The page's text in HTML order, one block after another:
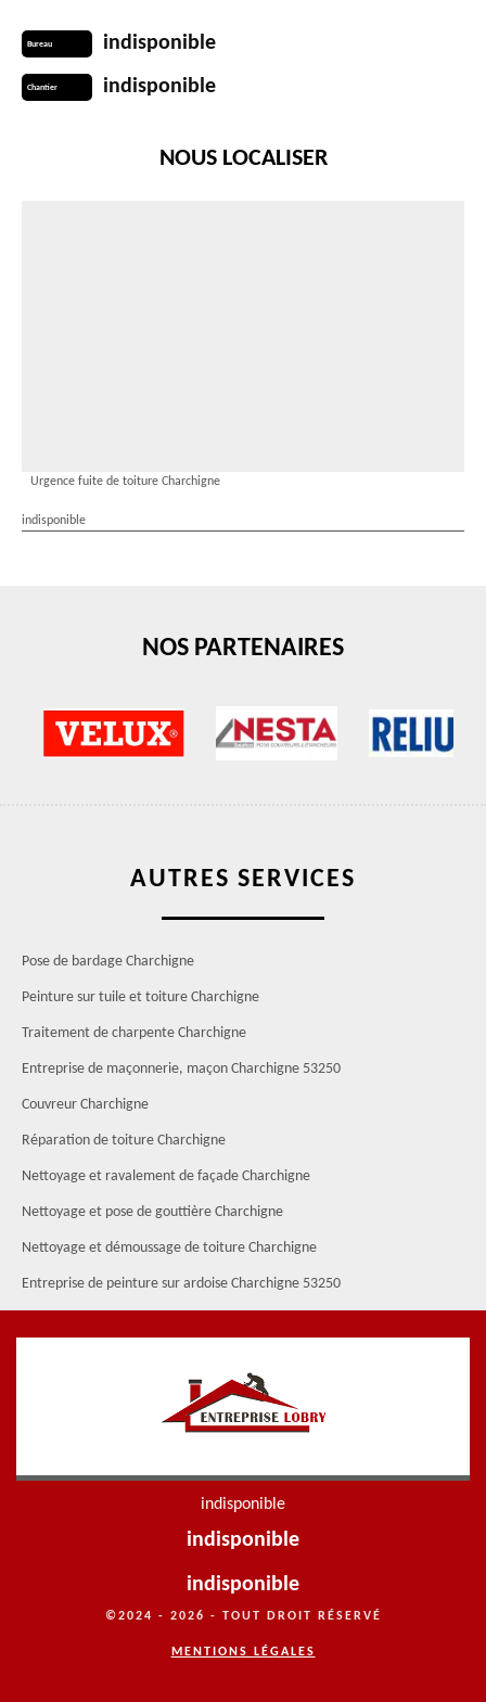
Bureau indisponible
Chantier indisponible
NOUS LOCALISER
Urgence fuite de toiture Charchigne
indisponible
NOS PARTENAIRES
AUTRES SERVICES
Pose de bardage Charchigne
Peinture sur tuile et toiture Charchigne
Traitement de charpente Charchigne
Entreprise de maçonnerie, maçon Charchigne 53250
Couvreur Charchigne
Réparation de toiture Charchigne
Nettoyage et ravalement de façade Charchigne
Nettoyage et pose de gouttière Charchigne
Nettoyage et démoussage de toiture Charchigne
Entreprise de peinture sur ardoise Charchigne 53250
indisponible
indisponible
indisponible
©2024 - 2026 - TOUT DROIT RÉSERVÉ
MENTIONS LÉGALES